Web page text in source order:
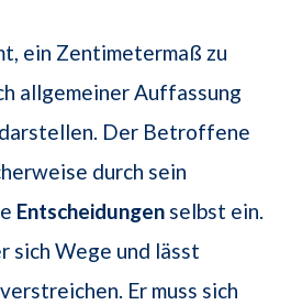
ein Zentimetermaß zu
allgemeiner Auffassung
darstellen. Der Betroffene
durch sein
Entscheidungen selbst ein.
sich Wege und lässt
Er muss sich